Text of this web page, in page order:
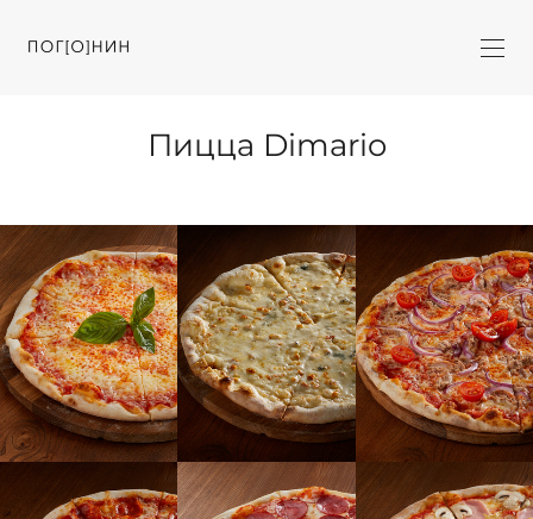
Пицца Dimario